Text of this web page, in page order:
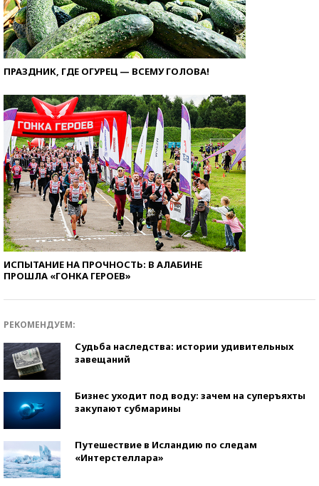
ПРАЗДНИК, ГДЕ ОГУРЕЦ — ВСЕМУ ГОЛОВА!
ИСПЫТАНИЕ НА ПРОЧНОСТЬ: В АЛАБИНЕ
ПРОШЛА «ГОНКА ГЕРОЕВ»
РЕКОМЕНДУЕМ:
Судьба наследства: истории удивительных
завещаний
Бизнес уходит под воду: зачем на суперъяхты
закупают субмарины
Путешествие в Исландию по следам
«Интерстеллара»